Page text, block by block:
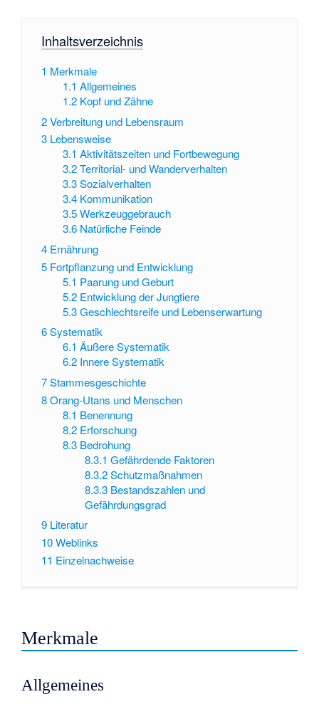
Inhaltsverzeichnis
1 Merkmale
1.1 Allgemeines
1.2 Kopf und Zähne
2Verbreitung und Lebensraum
3 Lebensweise
3.1 Aktivitätszeiten und Fortbewegung
3.2 Territorial- und Wanderverhalten
3.3 Sozialverhalten
3.4 Kommunikation
3.5 Werkzeuggebrauch
3.6 Natürliche Feinde
4 Ernährung
5 Fortpflanzung und Entwicklung
5.1 Paarung und Geburt
5.2 Entwicklung der Jungtiere
5.3 Geschlechtsreife und Lebenserwartung
6Systematik
6.1 Äußere Systematik
6.2 Innere Systematik
7Stammesgeschichte
8Orang-Utans und Menschen
8.1 Benennung
8.2 Erforschung
8.3 Bedrohung
8.3.1 Gefährdende Faktoren
8.3.2 Schutzmaßnahmen
8.3.3 Bestandszahlen und
Gefährdungsgrad
9 Literatur
10Weblinks
11 Einzelnachweise
Merkmale
Allgemeines